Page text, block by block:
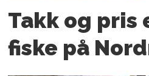
Takk og pris
fiske på